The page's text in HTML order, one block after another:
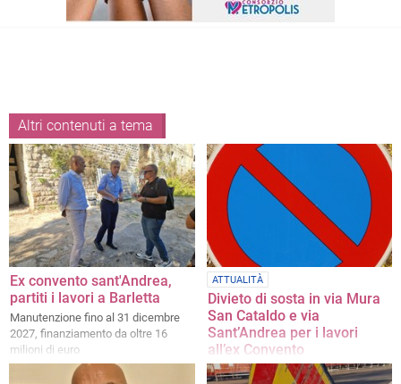
Altri contenuti a tema
Ex convento sant'Andrea,
partiti i lavori a Barletta
Manutenzione fino al 31 dicembre
2027, finanziamento da oltre 16
milioni di euro
ATTUALITÀ
Divieto di sosta in via Mura
San Cataldo e via
Sant’Andrea per i lavori
all’ex Convento
Dal 31 luglio al 31 agosto stop alla